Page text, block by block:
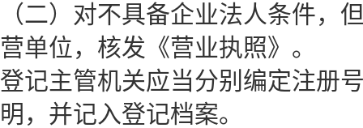
（二）对不具备企业法人条件，
营单位，核发《营业执照》。
登记主管机关应当分别编定注册
明，并记入登记档案。